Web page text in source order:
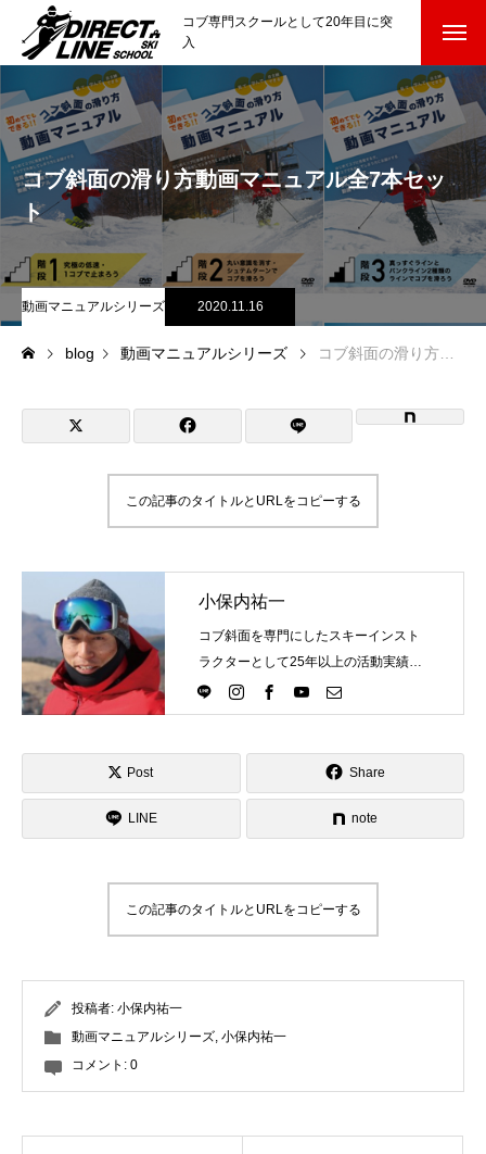
コブ専門スクールとして20年目に突
入
スクールについて知る Directline Ski School
コンセプトと開催スキー場
参加までの流れ
レッスン料金
参加費のお支払い
各会場の集合場所
スキー場から選ぶ Ski Area
鷲ヶ岳＆高鷲スノーパーク
岩手高原
白馬五竜FA
初級1
特別講座
コブ斜面の滑り方動画マニュアル全7本セッ
ト
動画マニュアルシリーズ 2020.11.16
blog 動画マニュアルシリーズ コブ斜面の滑り方動画マニュアル全7本セット
この記事のタイトルとURLをコピーする
小保内祐一
コブ斜面を専門にしたスキーインスト
ラクターとして25年以上の活動実績。
Directlineスキースクール代表として、
スキーインストラクターが職業選択の
Post Share
LINE note
この記事のタイトルとURLをコピーする
投稿者: 小保内祐一
動画マニュアルシリーズ, 小保内祐一
コメント: 0